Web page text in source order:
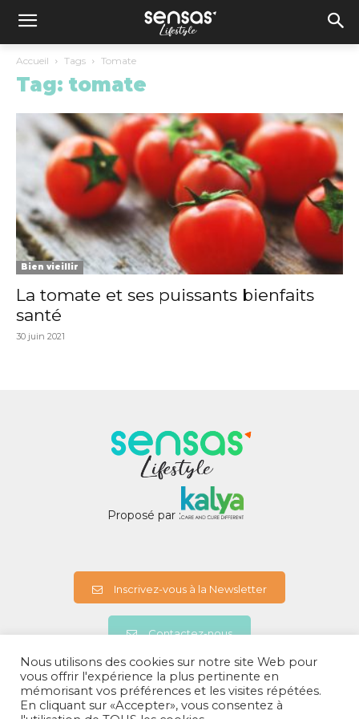
Accueil Tags Tomate
Tag: tomate
Bien vieillir
La tomate et ses puissants bienfaits
santé
30 juin 2021
Proposé par :
Inscrivez-vous à la Newsletter
Contactez-nous
A propos
Politiques de confidentialités
Nous utilisons des cookies sur notre site Web pour
vous offrir l'expérience la plus pertinente en
mémorisant vos préférences et les visites répétées.
En cliquant sur «Accepter», vous consentez à